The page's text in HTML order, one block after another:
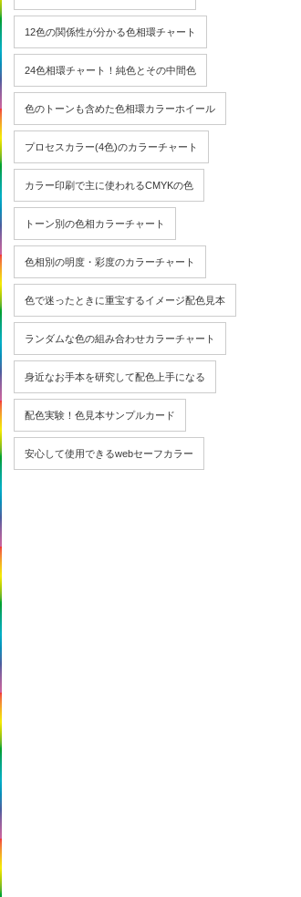
12色の関係性が分かる色相環チャート
24色相環チャート！純色とその中間色
色のトーンも含めた色相環カラーホイール
プロセスカラー(4色)のカラーチャート
カラー印刷で主に使われるCMYKの色
トーン別の色相カラーチャート
色相別の明度・彩度のカラーチャート
色で迷ったときに重宝するイメージ配色見本
ランダムな色の組み合わせカラーチャート
身近なお手本を研究して配色上手になる
配色実験！色見本サンプルカード
安心して使用できるwebセーフカラー